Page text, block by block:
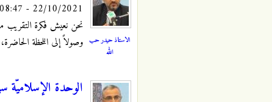
الاستاذ حيدر حب
الله
22/10/2021 - 08:47
نحن نعيش فكرة التقريب
وصولاً إلى اللحظة
الوحدة الإسلاميّة